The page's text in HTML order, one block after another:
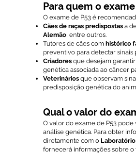
Para quem o
O exame de P53 é
Cães de raças predispostas a
Alemão, entre outros.
Tutores de cães com histórico
preventivo para detectar sinais
Criadores que desejam
genética associada ao câncer
Veterinários que observam
predisposição genética do
Qual o valor do
O valor do exame de P53
análise genética. Para obter
diretamente com o
fornecerá informações sobre